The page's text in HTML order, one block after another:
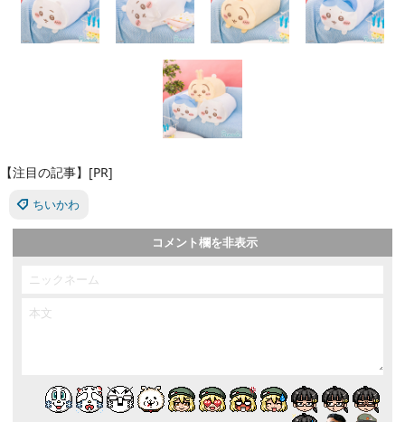
【注目の記事】[PR]
ちいかわ
コメント欄を非表示